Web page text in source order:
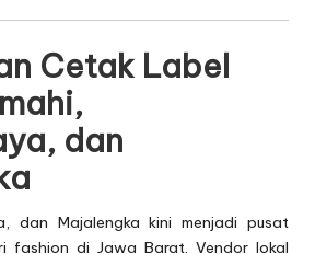
Cetak Label
dan
dan Majalengka kini menjadi pusat
fashion di Jawa Barat. Vendor lokal